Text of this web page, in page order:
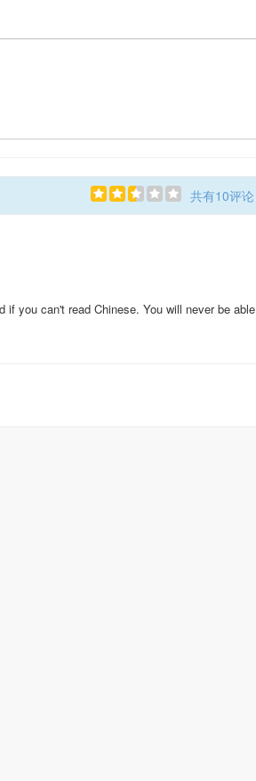
共有10评论
you can't read Chinese. You will never be able